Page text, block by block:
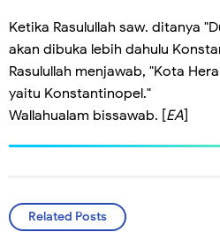
Ketika Rasulullah saw. ditanya
akan dibuka lebih dahulu
Rasulullah menjawab, "Kota
yaitu Konstantinopel."
Wallahualam bissawab. [EA]
Related Posts